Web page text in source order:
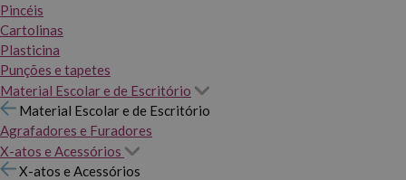
Pincéis
Cartolinas
Plasticina
Punções e tapetes
Material Escolar e de Escritório
Material Escolar e de Escritório
Agrafadores e Furadores
X-atos e Acessórios
X-atos e Acessórios